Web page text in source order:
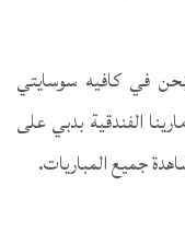
في كافيه سوسايتي
الفندقية بدبي على
جميع المباريات.